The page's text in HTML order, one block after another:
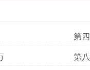
第
第